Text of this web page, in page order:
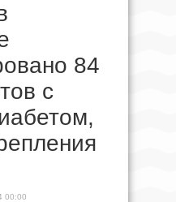
84
с
00:00